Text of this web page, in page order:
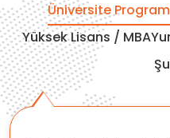
İrlanda
İsviçre
Polonya
Üniversite
Yüksek Lisans / MBA